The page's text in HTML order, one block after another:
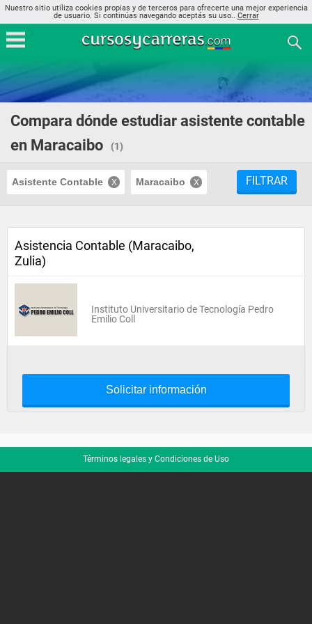
Nuestro sitio utiliza cookies propias y de terceros para ofrecerte una mejor experiencia
de usuario. Si continúas navegando aceptás su uso.. Cerrar
Compara dónde estudiar asistente contable
en Maracaibo
(1)
Asistente Contable Maracaibo FILTRAR
Asistencia Contable (Maracaibo,
Zulia)
Instituto Universitario de Tecnología Pedro
Emilio Coll
Solicitar información
Términos legales y Condiciones de Uso